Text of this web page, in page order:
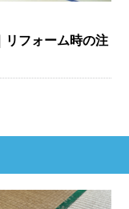
リフォーム時の注